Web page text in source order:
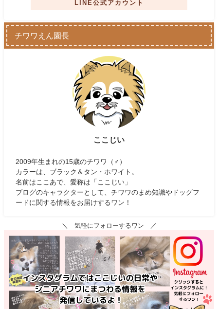
LINE公式アカウント
チワワえん園長
ここじい
2009年生まれの15歳のチワワ（♂）
カラーは、ブラック＆タン・ホワイト。
名前はここあで、愛称は「ここじい」
ブログのキャラクターとして、チワワのまめ知識やドッグフ
ードに関する情報をお届けするワン！
＼ 気軽にフォローするワン ／